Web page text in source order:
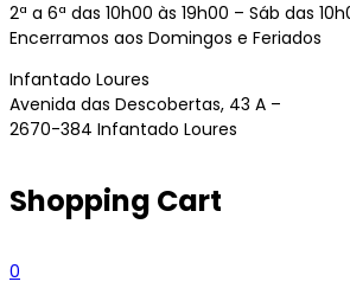
2ª a 6ª das 10h00 às 19h00 – Sáb das
Encerramos aos Domingos e Feriados
Infantado Loures
Avenida das Descobertas, 43 A –
2670-384 Infantado Loures
Shopping Cart
0